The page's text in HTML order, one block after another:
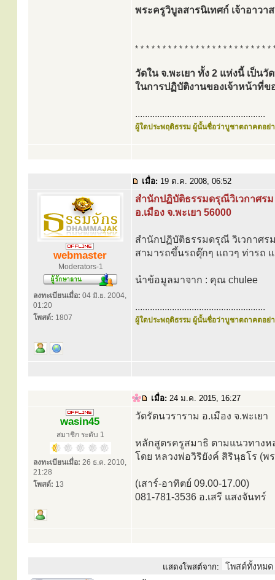
พระครูวิบูลสารนิเทศก์ เจ้าอาวาส
* * * * * * * * * * * * * * * * * * * * * * * * *
วัดใน จ.พะเยา ทั้ง 2 แห่งนี้ เป็น
ในการปฏิบัติงานของเจ้าหน้าที่
.....................................................
ผู้ใดประพฤติธรรม ผู้นั้นชื่อว่าบูชาตถาคตอย่า
เมื่อ: 19 ต.ค. 2008, 06:52
webmaster
Moderators-1
ลงทะเบียนเมื่อ: 04 มิ.ย. 2004,
01:20
โพสต์: 1807
สำนักปฏิบัติธรรมดรุณีวิเวกาศรม
อ.เมือง จ.พะเยา 56000
สำนักปฏิบัติธรรมดรุณี วิเวกาศร
สามารถขึ้นรถตุ๊กๆ แถวๆ ท่ารถ
นำข้อมูลมาจาก : คุณ chulee
.....................................................
ผู้ใดประพฤติธรรม ผู้นั้นชื่อว่าบูชาตถาคตอย่า
เมื่อ: 24 ม.ค. 2015, 16:27
wasin45
สมาชิก ระดับ 1
ลงทะเบียนเมื่อ: 26 ธ.ค. 2010,
21:28
โพสต์: 13
วัดรัตนวราราม อ.เมือง จ.พะเยา
หลักสูตรครูสมาธิ ตามแนวทางห
โดย หลวงพ่อวิริยังค์ สิรินฺธโร (
(เสาร์-อาทิตย์ 09.00-17.00)
081-781-3536 อ.เสรี แสงจันทร์
แสดงโพสต์จาก: